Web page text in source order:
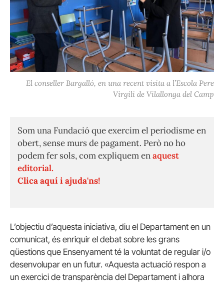
El conseller Bargalló, en una recent visita a l’Escola Pere
Virgili de Vilallonga del Camp
Som una Fundació que exercim el periodisme en
obert, sense murs de pagament. Però no ho
podem fer sols, com expliquem enaquest
editorial.
Clica aquí i ajuda'ns!
L’objectiu d’aquesta iniciativa, diu el Departament en un
comunicat, és enriquir el debat sobre les grans
qüestions que Ensenyament té la voluntat de regular i/o
desenvolupar en un futur. «Aquesta actuació respon a
un exercici de transparència del Departament i alhora